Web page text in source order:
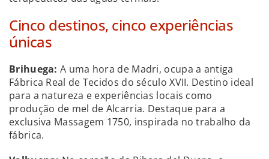
Cinco destinos, cinco experiências
únicas
Brihuega: A uma hora de Madri, ocupa a antiga
Fábrica Real de Tecidos do século XVII. Destino ideal
para a natureza e experiências locais como
produção de mel de Alcarria. Destaque para a
exclusiva Massagem 1750, inspirada no trabalho da
fábrica.